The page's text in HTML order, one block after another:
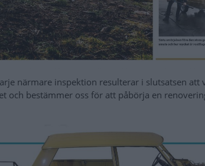
närmare inspektion resulterar i slutsatsen
och bestämmer oss för att påbörja en